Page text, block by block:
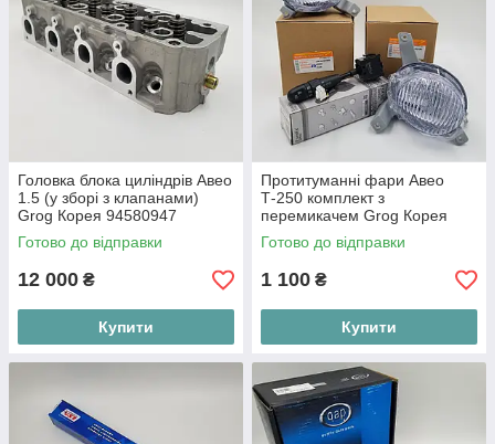
Головка блока циліндрів Авео
1.5 (у зборі з клапанами)
Grog Корея 94580947
Готово до відправки
12 000 ₴
Купити
Протитуманні фари Авео
Т-250 комплект з
перемикачем Grog Корея
Готово до відправки
1 100 ₴
Купити